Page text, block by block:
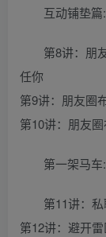
互动铺垫
第8讲：朋
任你
第9讲：朋友圈
第10讲：朋友
第一架马
第11讲：
第12讲：避开